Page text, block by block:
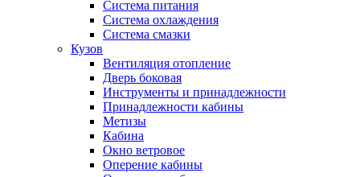
Система питания
Система охлаждения
Система смазки
Кузов
Вентиляция отопление
Дверь боковая
Инструменты и принадлежности
Принадлежности кабины
Метизы
Кабина
Окно ветровое
Оперение кабины